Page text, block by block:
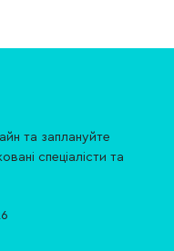
та заплануйте
спеціалісти та